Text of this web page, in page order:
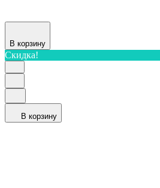
В корзину
Скидка!
В корзину